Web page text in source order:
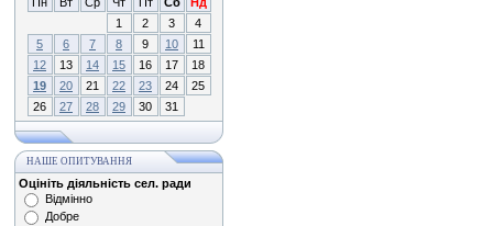
1
2 3
4
5
6 7 8 9 10
11
12
13 14 15 16 17
18
19
20 21 22 23 24
25
26
27 28 29 30 31
НАШЕ ОПИТУВАННЯ
Оцініть діяльність сел. ради
Відмінно
Добре